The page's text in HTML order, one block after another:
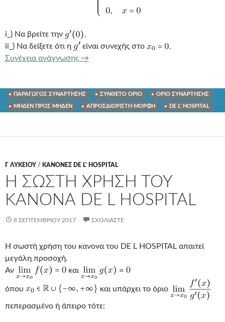
i_) Να βρείτε την
ii_) Να δείξετε ότι η
είναι συνεχής στο
Συνέχεια ανάγνωσης ΟΡΙΣΜΟΣ ΠΑΡΑΓΩΓΟΥ ΚΑΙ ΚΑΝΟΝΑΣ
→
ΠΑΡΑΓΩΓΟΣ ΣΥΝΑΡΤΗΣΗΣ ΣΥΝΘΕΤΟ ΟΡΙΟ ΟΡΙΟ ΣΥΝΑΡΤΗΣΗΣ
ΜΗΔΕΝ ΠΡΟΣ ΜΗΔΕΝ ΑΠΡΟΣΔΙΟΡΙΣΤΗ ΜΟΡΦΗ DE L' HOSPITAL
Γ ΛΥΚΕΊΟΥ / ΚΑΝΟΝΕΣ DE L' HOSPITAL
Η ΣΩΣΤΗ ΧΡΗΣΗ ΤΟΥ
ΚΑΝΟΝΑ DE L HOSPITAL
8 ΣΕΠΤΕΜΒΡΊΟΥ 2017 ΣΧΟΛΙΆΣΤΕ
Η σωστή χρήση του κανονα του DE L HOSPITAL απαιτεί
μεγάλη προσοχή.
Αν
και
όπου και υπάρχει το όριο
πεπερασμένο ή άπειρο τότε: